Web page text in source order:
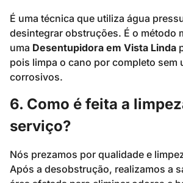
É uma técnica que utiliza água
desintegrar obstruções. É o método
uma Desentupidora em Vista Linda
pois limpa o cano por completo sem
corrosivos.
6. Como é feita a
serviço?
Nós prezamos por qualidade e
Após a desobstrução, realizamos a